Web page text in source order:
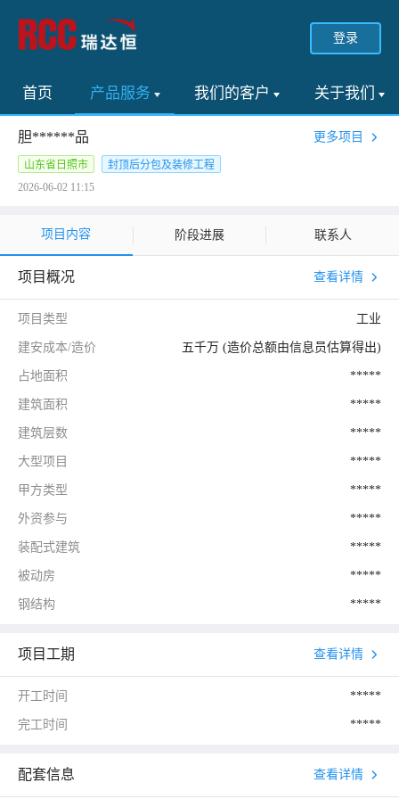
登录
首页 产品服务 我们的客户 关于我们
胆******品 更多项目
山东省日照市
封顶后分包及装修工程
2026-06-02 11:15
项目内容 阶段进展 联系人
项目概况 查看详情
项目类型 工业
建安成本/造价 五千万 (造价总额由信息员估算得出)
占地面积 *****
建筑面积 *****
建筑层数 *****
大型项目 *****
甲方类型 *****
外资参与 *****
装配式建筑 *****
被动房 *****
钢结构 *****
项目工期 查看详情
开工时间 *****
完工时间 *****
配套信息 查看详情